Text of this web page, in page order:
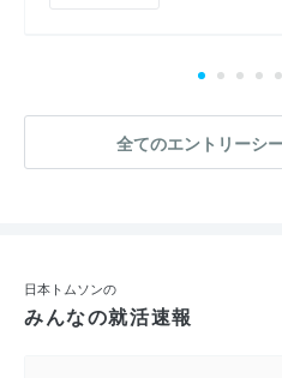
全てのエントリーシ
日本トムソンの
みんなの就活速報